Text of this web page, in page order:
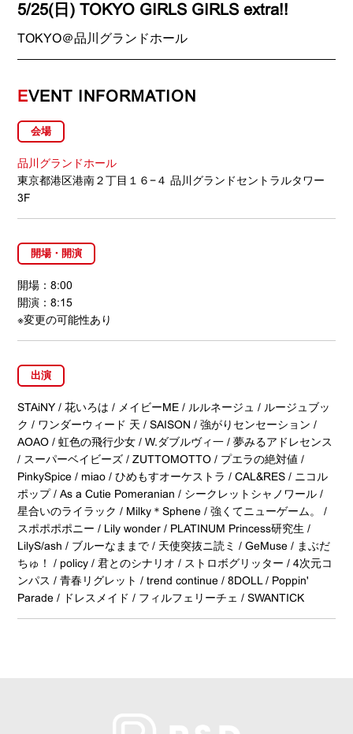
5/25(日) TOKYO GIRLS GIRLS extra!!
TOKYO＠品川グランドホール
EVENT INFORMATION
会場
品川グランドホール
東京都港区港南２丁目１６−４ 品川グランドセントラルタワー
3F
開場・開演
開場：8:00
開演：8:15
※変更の可能性あり
出演
STAiNY / 花いろは / メイビーME / ルルネージュ / ルージュブッ
ク / ワンダーウィード 天 / SAISON / 強がりセンセーション /
AOAO / 虹色の飛行少女 / W.ダブルヴィ一 / 夢みるアドレセンス
/ スーパーベイビーズ / ZUTTOMOTTO / プエラの絶対値 /
PinkySpice / miao / ひめもすオーケストラ / CAL&RES / ニコル
ポップ / As a Cutie Pomeranian / シークレットシャノワール /
星合いのライラック / Milky＊Sphene / 強くてニューゲーム。 /
スポポポポニー / Lily wonder / PLATINUM Princess研究生 /
LilyS/ash / ブルーなままで / 天使突抜ニ読ミ / GeMuse / まぶだ
ちゅ！ / policy / 君とのシナリオ / ストロボグリッター / 4次元コ
ンパス / 青春リグレット / trend continue / 8DOLL / Poppin'
Parade / ドレスメイド / フィルフェリーチェ / SWANTICK